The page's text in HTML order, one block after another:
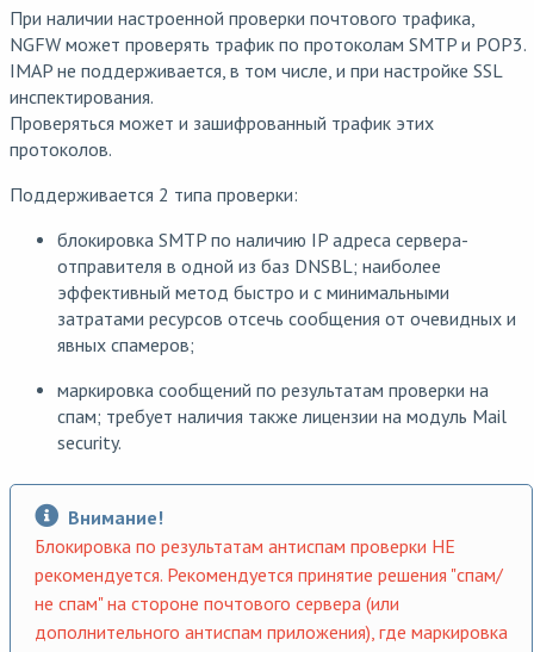
При наличии настроенной проверки почтового трафика,
NGFW может проверять трафик по протоколам SMTP и POP3.
IMAP не поддерживается, в том числе, и при настройке SSL
инспектирования.
Проверяться может и зашифрованный трафик этих
протоколов.
Поддерживается 2 типа проверки:
блокировка SMTP по наличию IP адреса сервера-
отправителя в одной из баз DNSBL; наиболее
эффективный метод быстро и с минимальными
затратами ресурсов отсечь сообщения от очевидных и
явных спамеров;
маркировка сообщений по результатам проверки на
спам; требует наличия также лицензии на модуль Mail
security.
Внимание!
Блокировка по результатам антиспам проверки НЕ
рекомендуется. Рекомендуется принятие решения "спам/
не спам" на стороне почтового сервера (или
дополнительного антиспам приложения), где маркировка